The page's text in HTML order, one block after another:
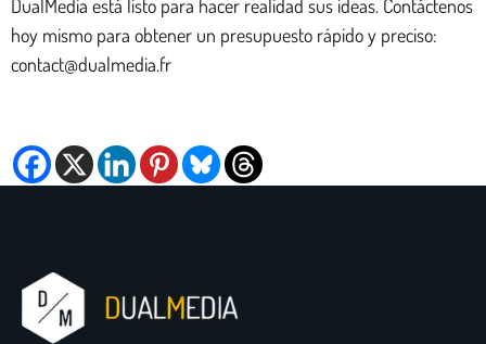
DualMedia está listo para hacer realidad sus ideas. Contáctenos
hoy mismo para obtener un presupuesto rápido y preciso:
contact@dualmedia.fr